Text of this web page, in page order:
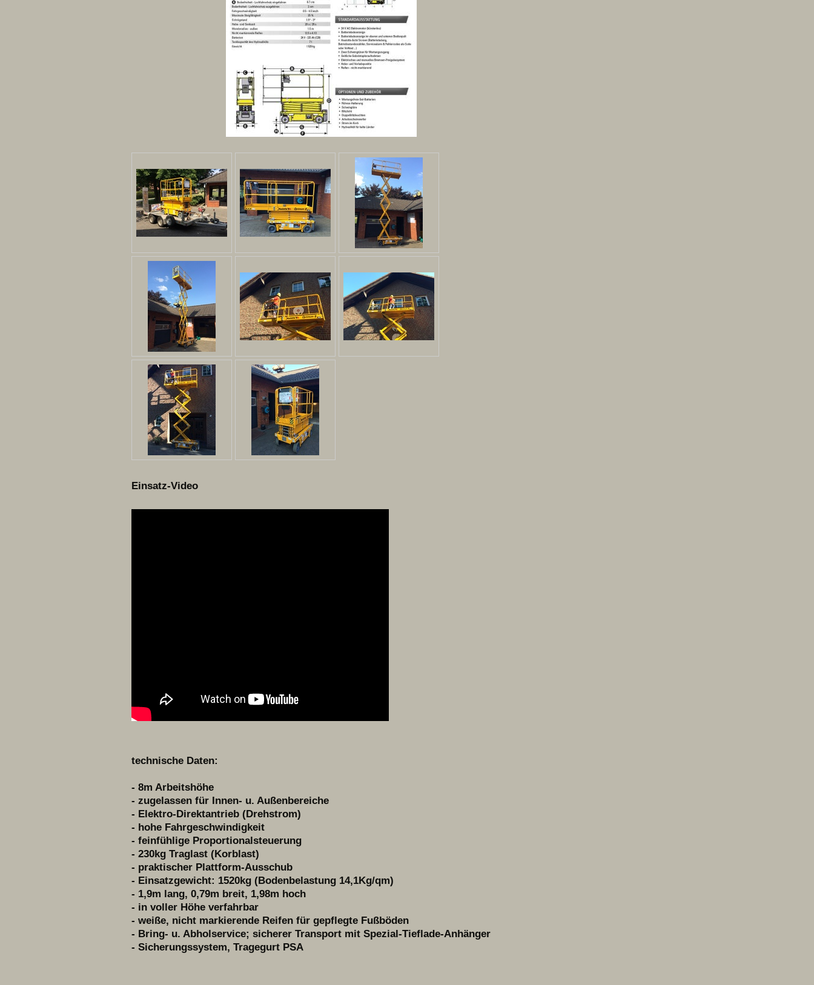
Einsatz-Video
technische Daten:
- 8m Arbeitshöhe
- zugelassen für Innen- u. Außenbereiche
- Elektro-Direktantrieb (Drehstrom)
- hohe Fahrgeschwindigkeit
- feinfühlige Proportionalsteuerung
- 230kg Traglast (Korblast)
- praktischer Plattform-Ausschub
- Einsatzgewicht: 1520kg (Bodenbelastung 14,1Kg/qm)
- 1,9m lang, 0,79m breit, 1,98m hoch
- in voller Höhe verfahrbar
- weiße, nicht markierende Reifen für gepflegte Fußböden
- Bring- u. Abholservice; sicherer Transport mit Spezial-Tieflade-Anhänger
- Sicherungssystem, Tragegurt PSA